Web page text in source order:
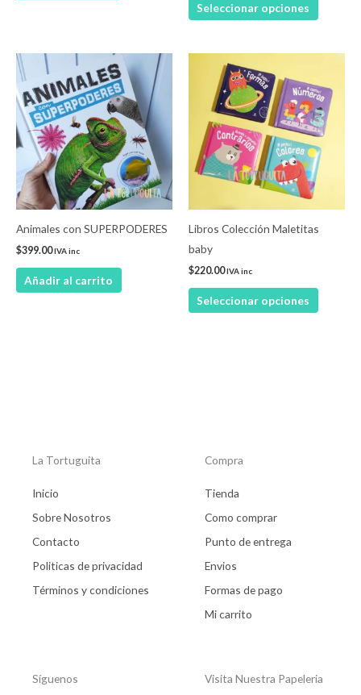
Seleccionar opciones
Animales con SUPERPODERES
$399.00IVA inc
Añadir al carrito
Libros Colección Maletitas
baby
$220.00IVA inc
Seleccionar opciones
tiene
Las
La Tortuguita
Inicio
Sobre Nosotros
Contacto
Politicas de privacidad
Términos y condiciones
Compra
Tienda
Como comprar
Punto de entrega
Envios
Formas de pago
Mi carrito
Síguenos Visita Nuestra Papeleria